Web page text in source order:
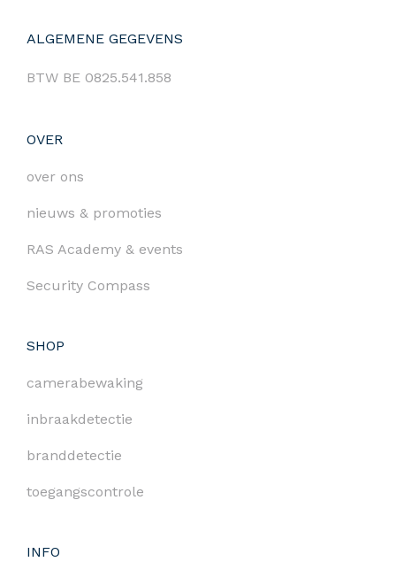
ALGEMENE GEGEVENS
BTW BE 0825.541.858
OVER
over ons
nieuws & promoties
RAS Academy & events
Security Compass
SHOP
camerabewaking
inbraakdetectie
branddetectie
toegangscontrole
INFO